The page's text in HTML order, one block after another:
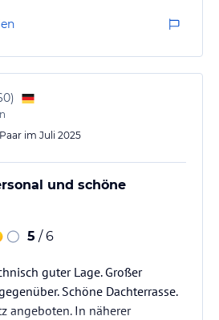
)
im Juli 2025
und schöne
5 / 6
guter Lage. Großer
Schöne Dachterrasse.
angeboten. In näherer